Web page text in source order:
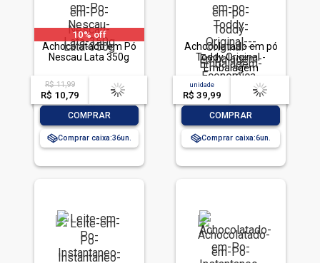
10% off
Achocolatado em Pó
Nescau Lata 350g
R$ 11,99
R$ 10,79
acima de
-- --,--un.
COMPRAR
Comprar caixa:36
Achocolatado em pó
Toddy Original -
Embalagem
Econômica 1,8kg
unidade
R$ 39,99
acima de
-- --,--un.
COMPRAR
Comprar caixa:6